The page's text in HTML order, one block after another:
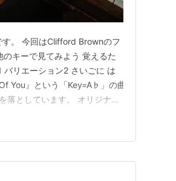
す。 今回はClifford Brownのフ
キーで見てみよう 覚えるた
バリエーション2 さいごに は
You』という「Key=A♭」の曲
落としています。 オリジナル